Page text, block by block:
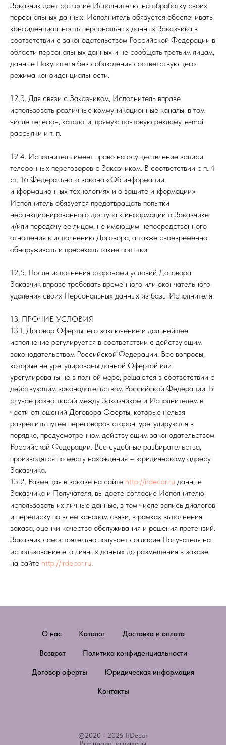
Заказчик дает согласие Исполнителю, на обработку своих
персональных данных. Исполнитель обязуется обеспечивать
конфиденциальность персональных данных Заказчика в
соответствии с законодательством Российской Федерации в
области персональных данных и не сообщать третьим лицам,
данные Покупателя без соблюдения соответствующего
режима конфиденциальности.
12.3. Для связи с Заказчиком, Исполнитель вправе
использовать различные коммуникационные каналы, в том
числе телефон, каталоги, прямую почтовую рекламу, е-mail
рассылки и т. п.
12.4. Исполнитель имеет право на осуществление записи
телефонных переговоров с Заказчиком. В соответствии с п. 4
ст. 16 Федерального закона «Об информации,
информационных технологиях и о защите информации»
Исполнитель обязуется предотвращать попытки
несанкционированного доступа к информации о Заказчике
и/или передачу ее лицам, не имеющим непосредственного
отношения к исполнению Договора, а также своевременно
обнаруживать и пресекать такие попытки.
12.5. После исполнения сторонами условий Договора
Заказчик вправе требовать временного или окончательного
удаления своих Персональных данных из базы Исполнителя.
13. ПРОЧИЕ УСЛОВИЯ
13.1. Договор Оферты, его заключение и дальнейшее
исполнение регулируется в соответствии с действующим
законодательством Российской Федерации. Все вопросы,
которые не урегулированы данной Офертой или
урегулированы не в полной мере, решаются в соответствии с
действующим законодательством Российской Федерации. В
случае разногласий между Заказчиком и Исполнителем в
части отношений Договора Оферты, которые нельзя
разрешить путем переговоров сторон, урегулируются в
порядке, предусмотренном действующим законодательством
Российской Федерации. Все судебные разбирательства,
производятся по месту нахождения – юридическому адресу
Заказчика.
13.2. Размещая в заказе на сайте http://irdecor.ru данные
Заказчика и Получателя, вы даете согласие Исполнителю
использовать их личные данные, в том числе запись диалогов
и переписку по всем каналам связи, в рамках выполнения
заказа, оценки качества обслуживания и решения претензий.
Заказчик самостоятельно получает согласие Получателя на
использование его личных данных до размещения в заказе
на сайте http://irdecor.ru.
О нас Каталог Доставка и оплата
Возврат Политика конфиденциальности
Договор оферты Юридическая информация
Контакты
©2020 - 2026 IrDecor